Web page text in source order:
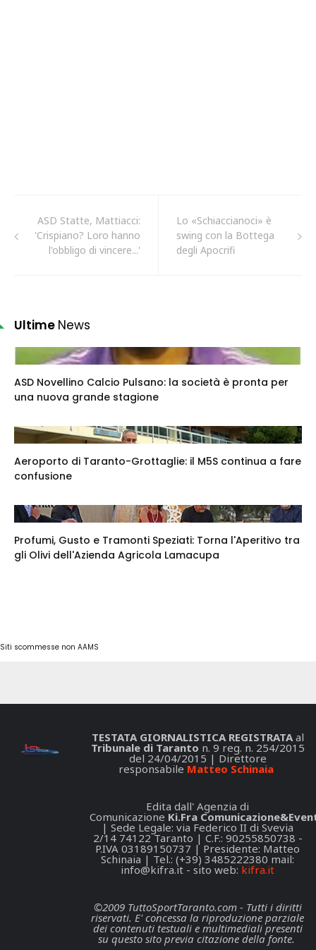
ASD Statte, Mattiacci:
'Crispiano? Loro hanno
l'obbligo di vincere...'
Lo «Schiaccianoci» è
swing con la Bottega
degli Apocrifi
Ultime News
ASD Novellino Calcio Pulsano: la società è pronta per
una nuova grande stagione
Aeroporto di Taranto-Grottaglie: il M5S continua a fare
confusione
Profumi, Gusto e Tramonti Speziati: Torna l'Aperitivo tra
gli Olivi dell'Azienda Agricola Lamacupa
Siti scommesse non AAMS
TESTATA GIORNALISTICA REGISTRATAal
Tribunale di Taranto n. 9 reg. n. 254/2015
del 24/04/2015 | Direttore
responsabile Matteo Schinaia
Edita dall' Agenzia di
Comunicazione Ki.Fra
| Sede Legale: via Federico II di Svevia
2/14 74122 Taranto | C.F.: 90255850738 -
P.IVA 03189150737 | Presidente: Matteo
Schinaia | Tel.: (+39) 3485222380 mail:
info@kifra.it - sito web: kifra.it
©2009 TuttoSportTaranto.com - Tutti i diritti
riservati. E' concessa la riproduzione parziale
dei contenuti testuali e multimediali presenti
su questo sito previa citazione della fonte.